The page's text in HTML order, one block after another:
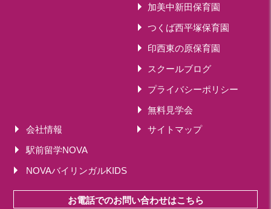
加美中新田保育園
つくば西平塚保育園
印西東の原保育園
スクールブログ
プライバシーポリシー
無料見学会
会社情報
サイトマップ
駅前留学NOVA
NOVAバイリンガルKIDS
お電話でのお問い合わせはこちら